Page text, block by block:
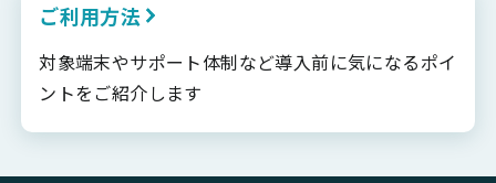
ご利用方法
対象端末やサポート体制など導入前に気になるポイ
ントをご紹介します